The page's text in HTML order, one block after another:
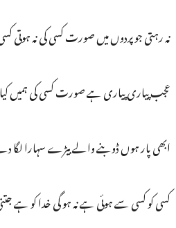
نہ رہتی جو پردوں میں صورت کسی کی نہ ہوتی
عجب پیاری پیاری ہے صورت کسی کی ہمیں
ابھی پار ہوں ڈوبنے والے بیڑے سہارا
کسی کو کسی سے ہوئی ہے نہ ہو گی خدا کو ہے